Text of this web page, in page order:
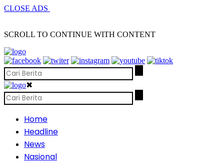
CLOSE ADS
SCROLL TO CONTINUE WITH CONTENT
✖
Home
Headline
News
Nasional